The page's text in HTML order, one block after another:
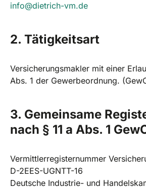
info@dietrich-vm.de
2. Tätigkeitsart
Versicherungsmakler mit einer
Abs. 1 der Gewerbeordnung.
3. Gemeinsame
nach § 11 a Abs. 1
Vermittlerregisternummer
D-2EES-UGNTT-16
Deutsche Industrie- und